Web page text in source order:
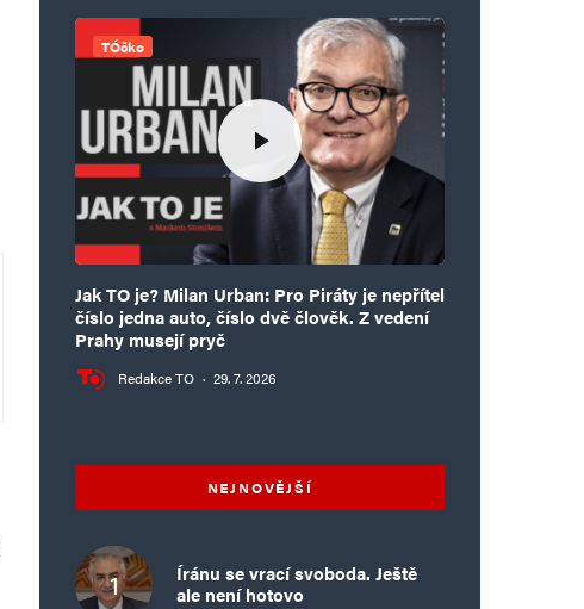
TÓčko
Jak TO je? Milan Urban: Pro Piráty je nepřítel
číslo jedna auto, číslo dvě člověk. Z vedení
Prahy musejí pryč
Redakce TO · 29. 7. 2026
NEJNOVĚJŠÍ
Íránu se vrací svoboda. Ještě
ale není hotovo